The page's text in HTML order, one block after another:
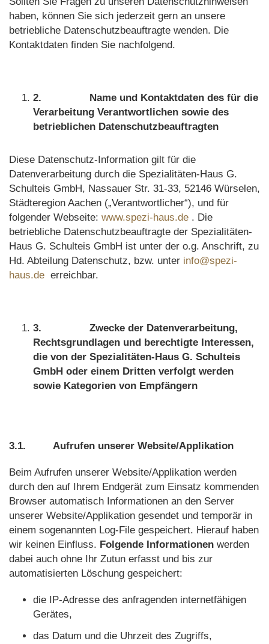
haben, können Sie sich jederzeit gern an unsere
betriebliche Datenschutzbeauftragte wenden. Die
Kontaktdaten finden Sie nachfolgend.
2. Name und Kontaktdaten des für die
Verarbeitung Verantwortlichen sowie des
betrieblichen Datenschutzbeauftragten
Diese Datenschutz-Information gilt für die
Datenverarbeitung durch die Spezialitäten-Haus G.
Schulteis GmbH, Nassauer Str. 31-33, 52146 Würselen,
Städteregion Aachen („Verantwortlicher“), und für
folgender Webseite: www.spezi-haus.de . Die
betriebliche Datenschutzbeauftragte der Spezialitäten-
Haus G. Schulteis GmbH ist unter der o.g. Anschrift, zu
Hd. Abteilung Datenschutz, bzw. unter info@spezi-
haus.de erreichbar.
3. Zwecke der Datenverarbeitung,
Rechtsgrundlagen und berechtigte Interessen,
die von der Spezialitäten-Haus G. Schulteis
GmbH oder einem Dritten verfolgt werden
sowie Kategorien von Empfängern
3.1. Aufrufen unserer Website/Applikation
Beim Aufrufen unserer Website/Applikation werden
durch den auf Ihrem Endgerät zum Einsatz kommenden
Browser automatisch Informationen an den Server
unserer Website/Applikation gesendet und temporär in
einem sogenannten Log-File gespeichert. Hierauf haben
wir keinen Einfluss. Folgende Informationen werden
dabei auch ohne Ihr Zutun erfasst und bis zur
automatisierten Löschung gespeichert:
die IP-Adresse des anfragenden internetfähigen
Gerätes,
das Datum und die Uhrzeit des Zugriffs,